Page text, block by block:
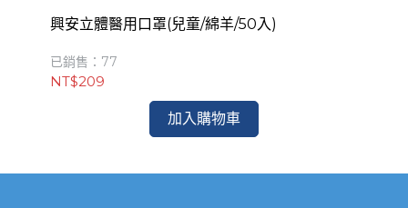
興安立體醫用口罩(兒童/綿羊/50入)
已銷售：77
NT$209
加入購物車